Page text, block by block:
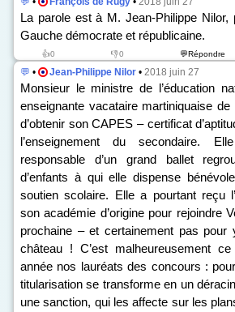
La parole est à M. Jean-Philippe Nilor,
Gauche démocrate et républicaine.
👍0 👎0 💬Répondre
💬 • Jean-Philippe Nilor • 2018 juin 27
Monsieur le ministre de l’éducation
enseignante vacataire martiniquaise
d’obtenir son CAPES – certificat
l’enseignement du secondaire.
responsable d’un grand ballet
d’enfants à qui elle dispense
soutien scolaire. Elle a pourtant reçu
son académie d’origine pour rejoindre
prochaine – et certainement pas
château ! C’est malheureusement
année nos lauréats des concours :
titularisation se transforme en un
une sanction, qui les affecte sur les